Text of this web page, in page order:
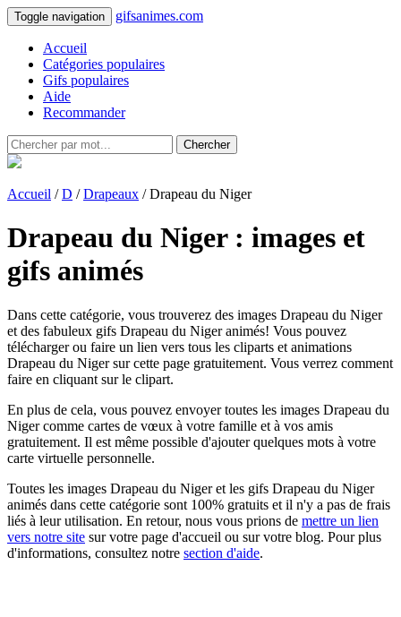
Toggle navigation gifsanimes.com
Accueil
Catégories populaires
Gifs populaires
Aide
Recommander
Chercher
Accueil /D /Drapeaux / Drapeau du Niger
Drapeau du Niger : images et
gifs animés
Dans cette catégorie, vous trouverez des images Drapeau du Niger
et des fabuleux gifs Drapeau du Niger animés! Vous pouvez
télécharger ou faire un lien vers tous les cliparts et animations
Drapeau du Niger sur cette page gratuitement. Vous verrez comment
faire en cliquant sur le clipart.
En plus de cela, vous pouvez envoyer toutes les images Drapeau du
Niger comme cartes de vœux à votre famille et à vos amis
gratuitement. Il est même possible d'ajouter quelques mots à votre
carte virtuelle personnelle.
Toutes les images Drapeau du Niger et les gifs Drapeau du Niger
animés dans cette catégorie sont 100% gratuits et il n'y a pas de frais
liés à leur utilisation. En retour, nous vous prions de mettre un lien
vers notre site sur votre page d'accueil ou sur votre blog. Pour plus
d'informations, consultez notre section d'aide.